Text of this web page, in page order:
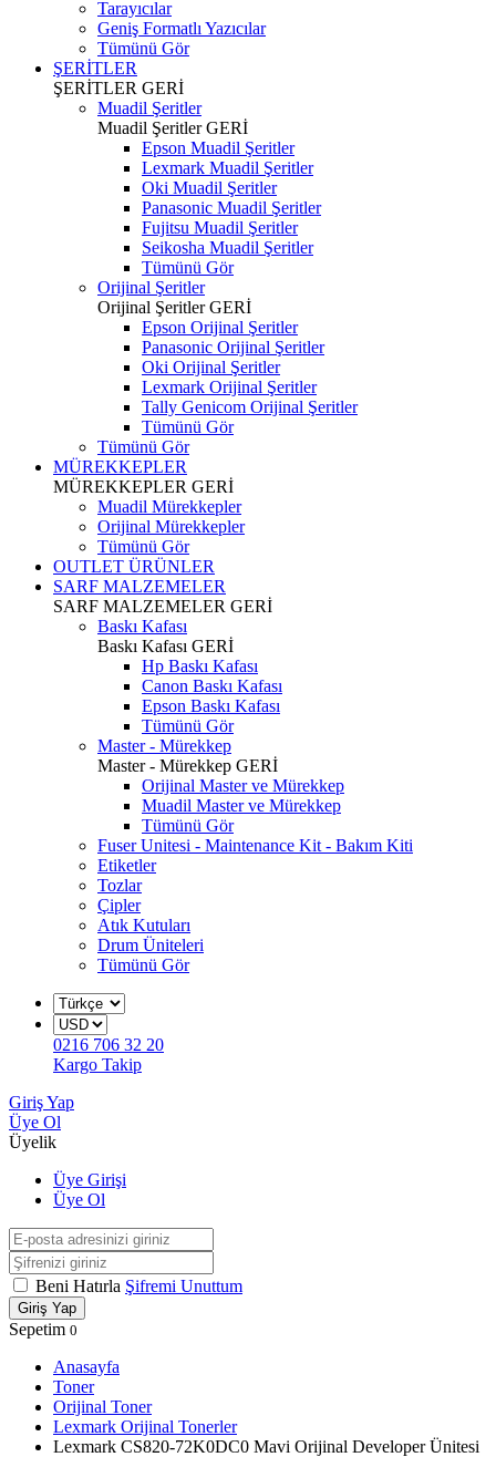
Tarayıcılar
Geniş Formatlı Yazıcılar
Tümünü Gör
ŞERİTLER
ŞERİTLER GERİ
Muadil Şeritler
Muadil ŞeritlerGERİ
Epson Muadil Şeritler
Lexmark Muadil Şeritler
Oki Muadil Şeritler
Panasonic Muadil Şeritler
Fujitsu Muadil Şeritler
Seikosha Muadil Şeritler
Tümünü Gör
Orijinal Şeritler
Orijinal ŞeritlerGERİ
Epson Orijinal Şeritler
Panasonic Orijinal Şeritler
Oki Orijinal Şeritler
Lexmark Orijinal Şeritler
Tally Genicom Orijinal Şeritler
Tümünü Gör
Tümünü Gör
MÜREKKEPLER
MÜREKKEPLER GERİ
Muadil Mürekkepler
Orijinal Mürekkepler
Tümünü Gör
OUTLET ÜRÜNLER
SARF MALZEMELER
SARF MALZEMELER GERİ
Baskı Kafası
Baskı Kafası GERİ
Hp Baskı Kafası
Canon Baskı Kafası
Epson Baskı Kafası
Tümünü Gör
Master - Mürekkep
Master - Mürekkep GERİ
Orijinal Master ve Mürekkep
Muadil Master ve Mürekkep
Tümünü Gör
Fuser Unitesi - Maintenance Kit - Bakım Kiti
Etiketler
Tozlar
Çipler
Atık Kutuları
Drum Üniteleri
Tümünü Gör
0216 706 32 20
Kargo Takip
Giriş Yap
Üye Ol
Üyelik
Üye Girişi
Üye Ol
Beni Hatırla Şifremi Unuttum
Giriş Yap
Sepetim 0
Anasayfa
Toner
Orijinal Toner
Lexmark Orijinal Tonerler
Lexmark CS820-72K0DC0 Mavi Orijinal Developer Ünitesi